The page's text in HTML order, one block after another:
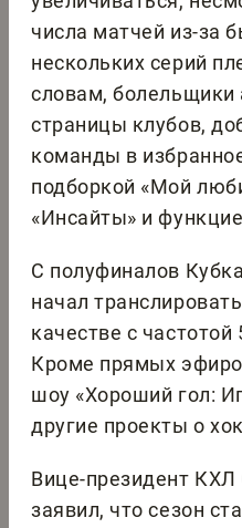
числа матчей из-за
нескольких серий
словам, болельщики
страницы клубов,
команды в
подборкой «Мой
«Инсайты» и
С полуфиналов
начал
качестве с
Кроме прямых
шоу «Хороший гол:
другие проекты о
Вице-президент
заявил, что сезон